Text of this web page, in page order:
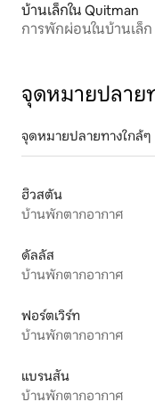
บ้านเล็กใน Quitman
การพักผ่อนในบ้านเล็ก
จุดหมายปลาย
จุดหมายปลายทางใกล้ๆ
ฮิวสตัน
บ้านพักตากอากาศ
ดัลลัส
บ้านพักตากอากาศ
ฟอร์ตเวิร์ท
บ้านพักตากอากาศ
แบรนสัน
บ้านพักตากอากาศ